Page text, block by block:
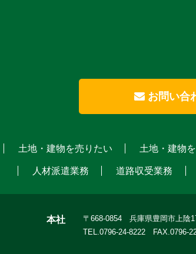
お問い合
土地・建物を売りたい 土地・建物
人材派遣業務 道路収受業務
本社
〒668-0854 兵庫県豊岡市上陰
TEL.0796-24-8222 FAX.0796-